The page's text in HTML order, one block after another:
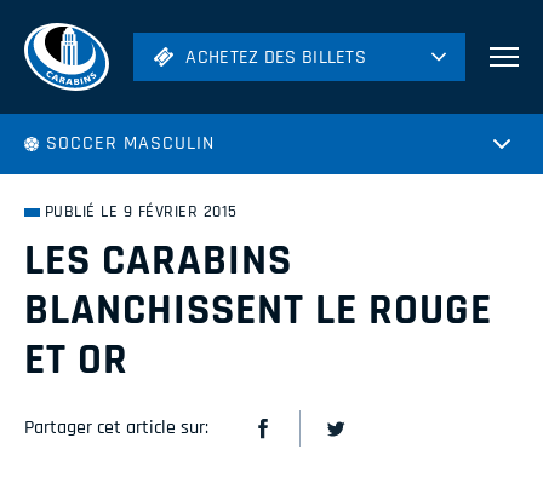
ACHETEZ DES BILLETS
Hockey
ACHETEZ DES BILLETS
SOCCER MASCULIN
PUBLIÉ LE 9 FÉVRIER 2015
LES CARABINS
BLANCHISSENT LE ROUGE
ET OR
Partager cet article sur: